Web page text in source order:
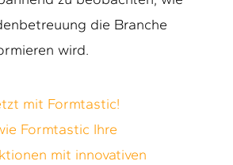
die Branche
wird.
mit Formtastic!
Formtastic Ihre
mit innovativen